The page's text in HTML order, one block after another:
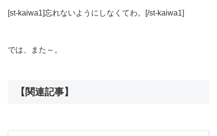
[st-kaiwa1]忘れないようにしなくてわ。[/st-kaiwa1]
では、また～。
【関連記事】